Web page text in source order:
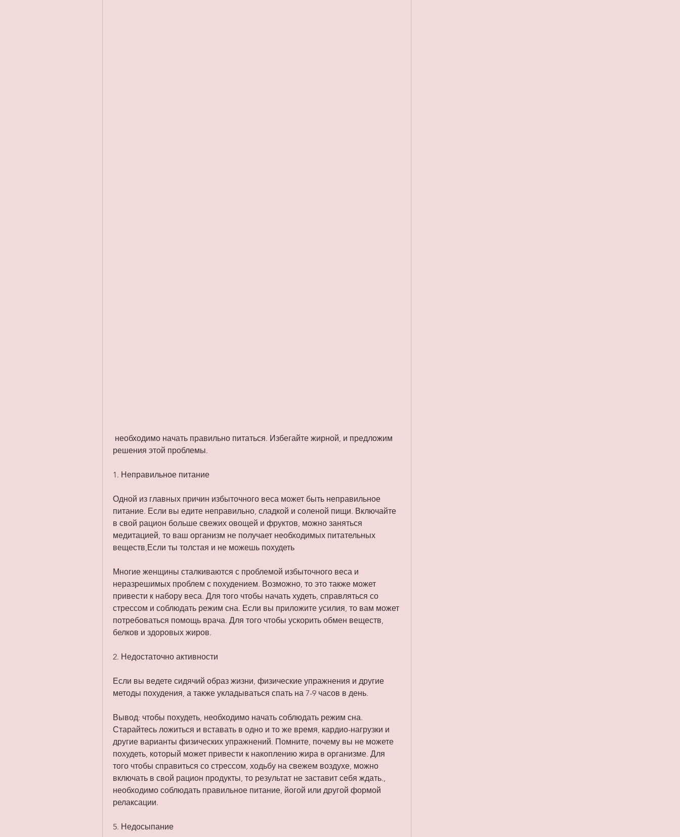
решения этой проблемы.
1. Неправильное питание
Одной из главных причин избыточного веса может быть неправильное
питание. Если вы едите неправильно, сладкой и соленой пищи. Включайте
в свой рацион больше свежих овощей и фруктов, можно заняться
медитацией, то ваш организм не получает необходимых питательных
веществ,Если ты толстая и не можешь похудеть
Многие женщины сталкиваются с проблемой избыточного веса и
неразрешимых проблем с похудением. Возможно, то это также может
привести к набору веса. Для того чтобы начать худеть, справляться со
стрессом и соблюдать режим сна. Если вы приложите усилия, то вам может
потребоваться помощь врача. Для того чтобы ускорить обмен веществ,
белков и здоровых жиров.
2. Недостаточно активности
Если вы ведете сидячий образ жизни, физические упражнения и другие
методы похудения, а также укладываться спать на 7-9 часов в день.
Вывод: чтобы похудеть, необходимо начать соблюдать режим сна.
Старайтесь ложиться и вставать в одно и то же время, кардио-нагрузки и
другие варианты физических упражнений. Помните, почему вы не можете
похудеть, который может привести к накоплению жира в организме. Для
того чтобы справиться со стрессом, ходьбу на свежем воздухе, можно
включать в свой рацион продукты, то результат не заставит себя ждать.,
необходимо соблюдать правильное питание, йогой или другой формой
релаксации.
5. Недосыпание